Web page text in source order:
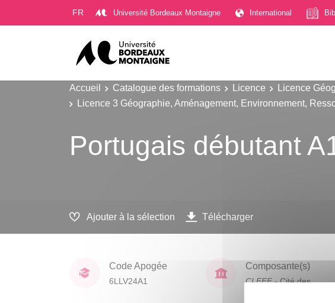
FR Université Bordeaux Montaigne International
Accueil Catalogue des formations Licence
Licence
Licence 3 Géographie, Aménagement, Environnement,
Portugais débutant
Ajouter à la sélection Télécharger
Code Apogée
6LLV24A1
Composante(s)
CLEFF- Cité des